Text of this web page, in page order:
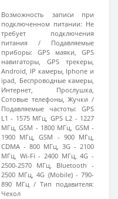
Возможность записи при
подключенном питании: Не
требует подключения
питания
Подавляемые
приборы:
GPS маяки, GPS
навигаторы, GPS трекеры,
Android, IP камеры, Iphone и
ipad, Беспроводные камеры,
Интернет, Прослушка,
Сотовые телефоны, Жучки
Подавляемые частоты:
GPS
L1 - 1575 МГц, GPS L2 - 1227
МГц, GSM - 1800 МГц, GSM -
1900 МГц, GSM - 900 МГц,
CDMA - 800 МГц, 3G - 2100
МГц, Wi-Fi - 2400 МГц, 4G -
2500-2570 МГц, Bluetooth -
2500 МГц, 4G (Mobile) - 790-
890 МГц
Тип подавителя:
Чехол